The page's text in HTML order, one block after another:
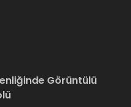
Görüntülü